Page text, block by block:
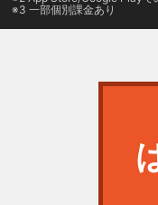
3 一部個別課金あり